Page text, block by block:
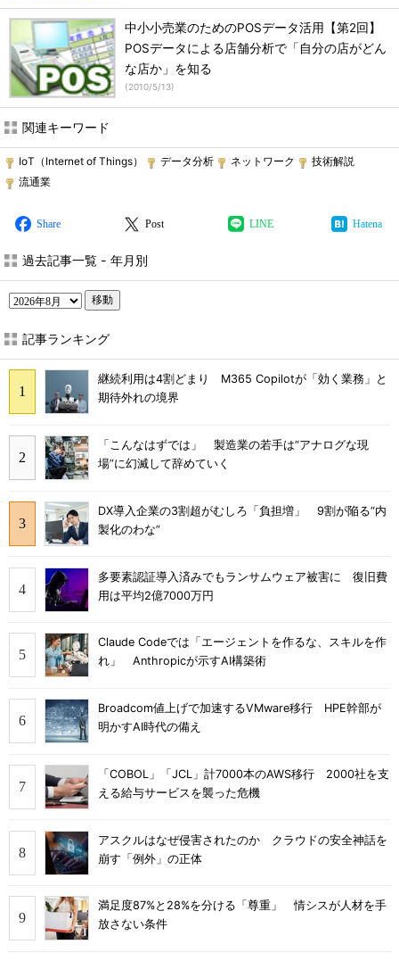
中小小売業のためのPOSデータ活用【第2回】
POSデータによる店舗分析で「自分の店がどん
な店か」を知る
(2010/5/13)
関連キーワード
IoT（Internet of Things） データ分析 ネットワーク
技術解説
流通業
Share Post LINE Hatena
過去記事一覧 - 年月別
移動
記事ランキング
継続利用は4割どまり M365 Copilotが「効く業務」と
期待外れの境界
「こんなはずでは」 製造業の若手は“アナログな現
場”に幻滅して辞めていく
DX導入企業の3割超がむしろ「負担増」 9割が陥る“内
製化のわな”
多要素認証導入済みでもランサムウェア被害に 復旧費
用は平均2億7000万円
Claude Codeでは「エージェントを作るな、スキルを作
れ」 Anthropicが示すAI構築術
Broadcom値上げで加速するVMware移行 HPE幹部が
明かすAI時代の備え
「COBOL」「JCL」計7000本のAWS移行 2000社を支
える給与サービスを襲った危機
アスクルはなぜ侵害されたのか クラウドの安全神話を
崩す「例外」の正体
満足度87%と28%を分ける「尊重」 情シスが人材を手
放さない条件